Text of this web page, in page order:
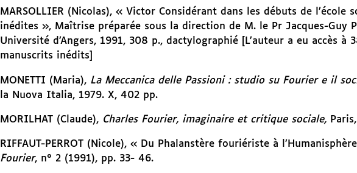
MARSOLLIER (Nicolas), « Victor Considérant dans les débuts de
inédites », Maîtrise préparée sous la direction de M. le Pr Jacques-Guy
Université d’Angers, 1991, 308 p., dactylographié [L’auteur a eu accès à
manuscrits inédits]
MONETTI (Maria), La Meccanica delle Passioni : studio su Fourier e il
la Nuova Italia, 1979. X, 402 pp.
MORILHAT (Claude), Charles Fourier, imaginaire et critique sociale,
RIFFAUT-PERROT (Nicole), « Du Phalanstère fouriériste à
Fourier, n° 2 (1991), pp. 33- 46.